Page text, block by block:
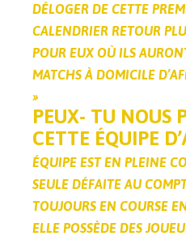
DÉLOGER DE CETTE
CALENDRIER RETOUR
POUR EUX OÙ ILS
MATCHS À DOMICILE
»
PEUX- TU NOUS
CETTE ÉQUIPE
ÉQUIPE EST EN PLEINE
SEULE DÉFAITE AU
TOUJOURS EN COURSE
ELLE POSSÈDE DES